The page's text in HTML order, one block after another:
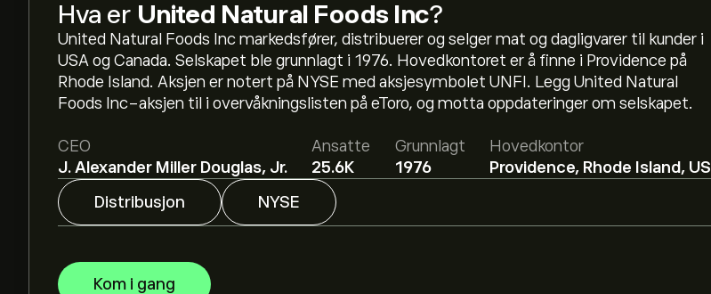
Hva er United Natural Foods Inc?
United Natural Foods Inc markedsfører, distribuerer og selger mat og dagligvarer til kunder i
USA og Canada. Selskapet ble grunnlagt i 1976. Hovedkontoret er å finne i Providence på
Rhode Island. Aksjen er notert på NYSE med aksjesymbolet UNFI. Legg United Natural
Foods Inc-aksjen til i overvåkningslisten på eToro, og motta oppdateringer om selskapet.
CEO
J. Alexander Miller Douglas, Jr.
Ansatte
25.6K
Grunnlagt
1976
Hovedkontor
Providence, Rhode Island, US
Distribusjon
NYSE
Kom i gang
Den nåværende prisen på UNFI er 47.06‎$‎.
Det gjennomsnittlige kursmålet for United Natural Foods Inc er 47.06‎$‎.Registrer degpå
Analytikere gir forventninger for United Natural Foods Inc basert på markedstrender,
finansielle rapporter og forventet vekst. Sjekk de nyeste forventningene for fremtidige
prisbevegelser.